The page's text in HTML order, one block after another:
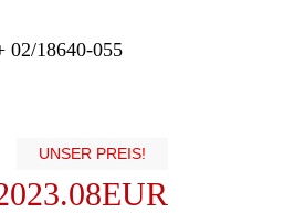
02/18640-055
UNSER PREIS!